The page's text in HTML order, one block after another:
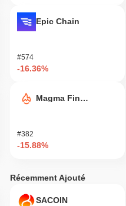
Epic Chain
#574
-16.36%
Magma Finance
#382
-15.88%
Récemment Ajouté
SACOIN